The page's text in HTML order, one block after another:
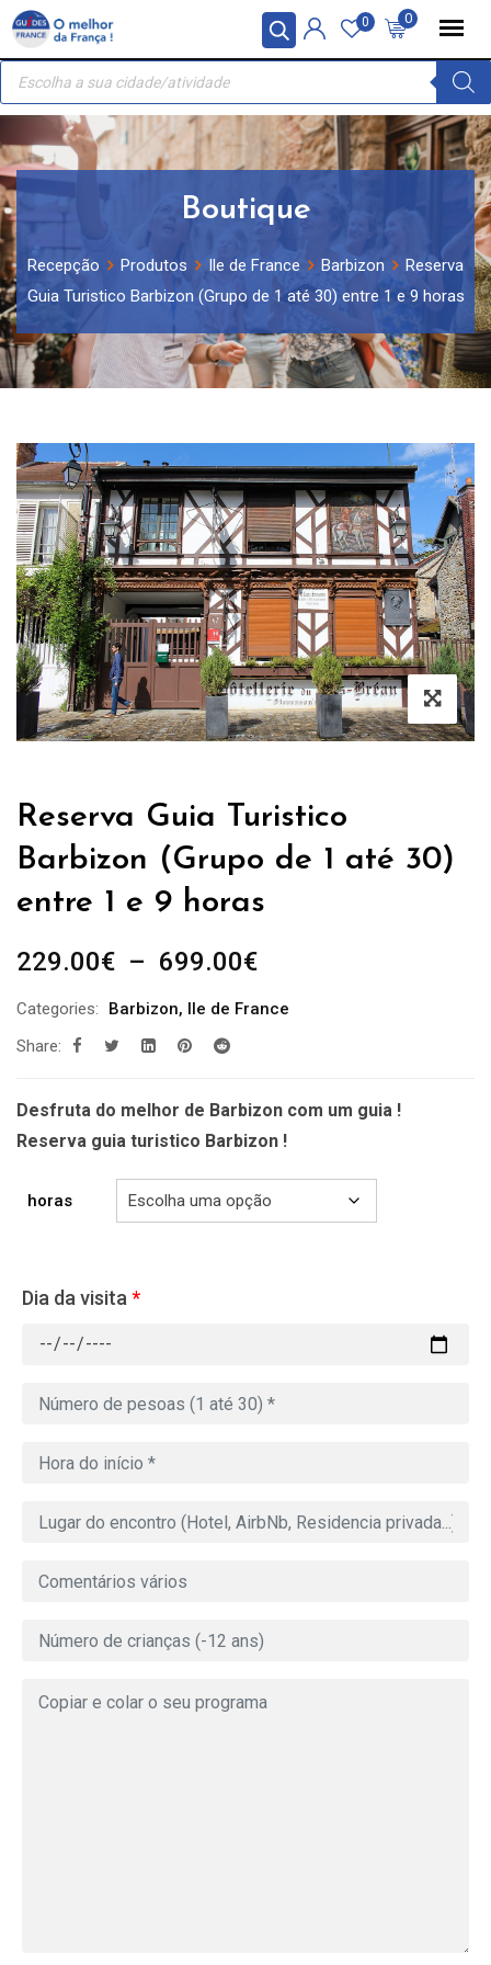
Painel de Gerenciamento de Cookies
Skip
content
0
0
Recherche
produits
Boutique
Recepção Produtos Ile de France Barbizon
Reserva
Guia Turistico Barbizon (Grupo de 1 até 30) entre 1 e 9 horas
Reserva Guia Turistico
Barbizon (Grupo de 1 até 30)
entre 1 e 9 horas
229.00€ – 699.00€Plage
prix :
699.00€
Categories: Barbizon, Ile de France
Share:
Desfruta do melhor de Barbizon com um guia !
Reserva guia turistico Barbizon !
horas
Dia da visita *